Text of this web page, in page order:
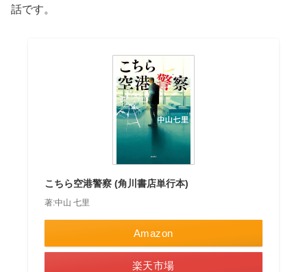
話です。
こちら空港警察 (角川書店単行本)
著:中山 七里
Amazon
楽天市場